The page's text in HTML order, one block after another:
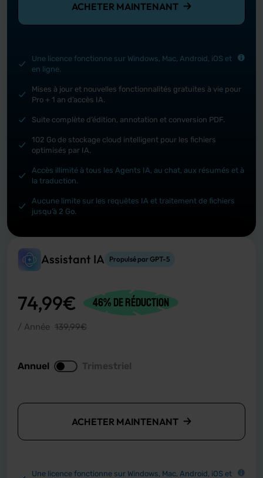
Explication IA
ACHETER MAINTENANT
Une licence fonctionne sur Windows, Mac, Android, iOS et
en ligne.
Mises à jour et nouvelles fonctionnalités gratuites à vie pour
Pro + 1 an d’accès IA.
Suite complète d’édition, annotation et conversion PDF.
102 Go de stockage cloud intelligent pour les fichiers
optimisés par IA.
Accès illimité à tous les Agents IA, au chat, aux résumés et à
la traduction.
Aucune limite sur les requêtes IA et traitement de fichiers
jusqu’à 2 Go.
Assistant IA Propulsé par GPT-5
74,99€ 46% DE RÉDUCTION
/ Année 139,99€
Annuel Trimestriel
ACHETER MAINTENANT
Une licence fonctionne sur Windows, Mac, Android, iOS et